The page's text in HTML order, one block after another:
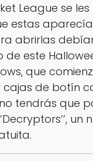
League se
estas
abrirlas
este
que
cajas de botín
tendrás que